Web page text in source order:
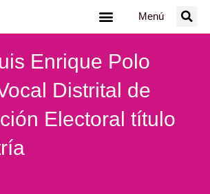
Menú
Enrique Polo
Distrital de
Electoral título